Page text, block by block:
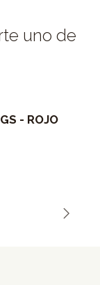
uno de
- ROJO